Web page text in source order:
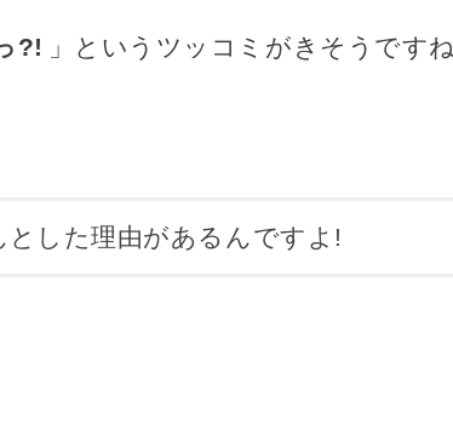
?! 」というツッコミがきそうですね
とした理由があるんですよ!